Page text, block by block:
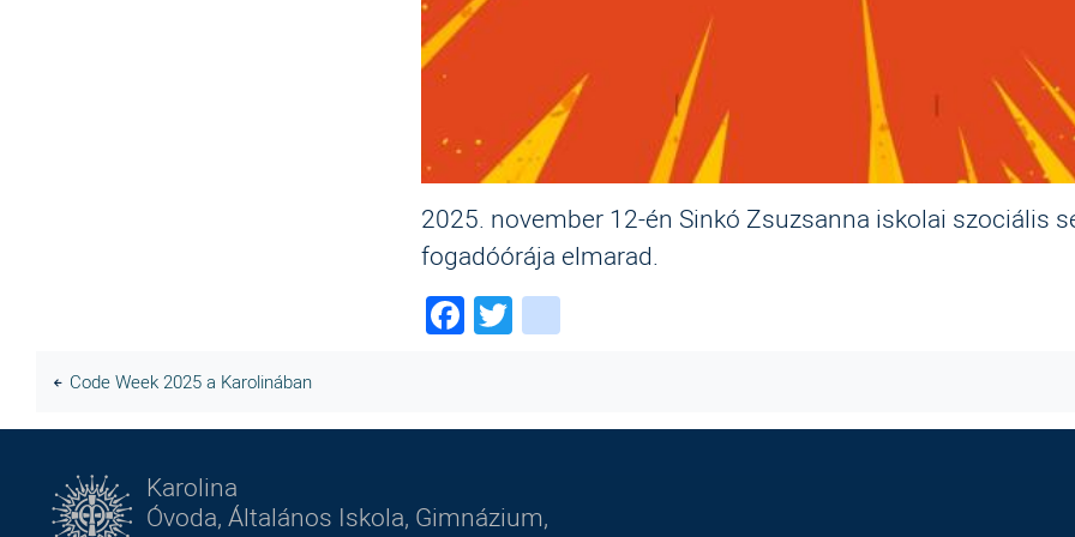
2025. november 12-én Sinkó Zsuzsanna iskolai szociális
fogadóórája elmarad.
Facebook
Twitter
Code Week 2025 a Karolinában
Karolina
Óvoda, Általános Iskola, Gimnázium,